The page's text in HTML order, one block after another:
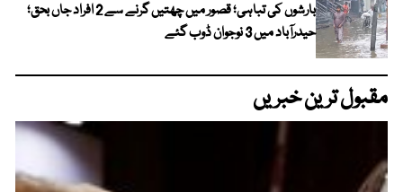
بارشوں کی تباہی؛ قصور میں چھتیں گرنے سے 2 افراد جاں بحق؛
حیدرآباد میں 3 نوجوان ڈوب گئے
مقبول ترین خبریں